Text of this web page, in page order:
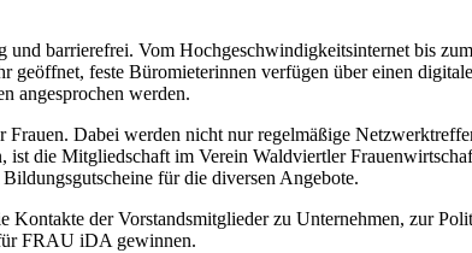
barrierefrei. Vom Hochgeschwindigkeitsinternet bis
feste Büromieterinnen verfügen über einen
angesprochen werden.
Dabei werden nicht nur regelmäßige
die Mitgliedschaft im Verein Waldviertler
für die diversen Angebote.
der Vorstandsmitglieder zu Unternehmen, zur
FRAU iDA gewinnen.